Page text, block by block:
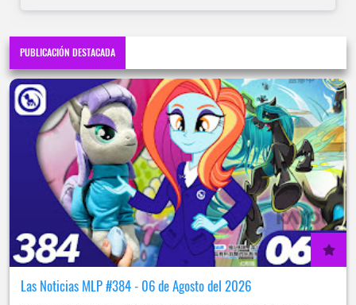
PUBLICACIÓN DESTACADA
Las Noticias MLP #384 - 06 de Agosto del 2026